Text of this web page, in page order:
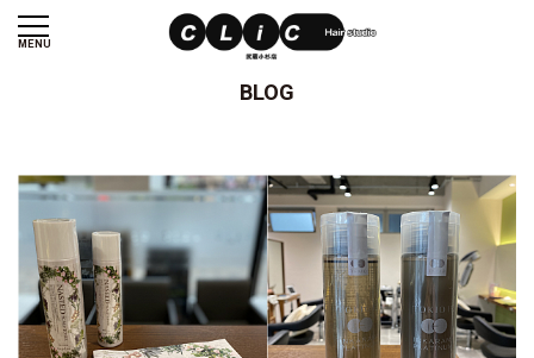
MENU
BLOG